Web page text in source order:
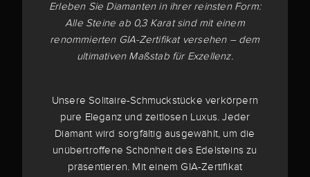
Erleben Sie Diamanten in ihrer reinsten Form:
Alle Steine ab 0,3 Karat sind mit einem
renommierten GIA-Zertifikat versehen – dem
ultimativen Maßstab für Exzellenz.
Unsere Solitaire-Schmuckstücke verkörpern
pure Eleganz und zeitlosen Luxus. Jeder
Diamant wird sorgfältig ausgewählt, um die
unübertroffene Schönheit des Edelsteins zu
präsentieren. Mit einem GIA-Zertifikat